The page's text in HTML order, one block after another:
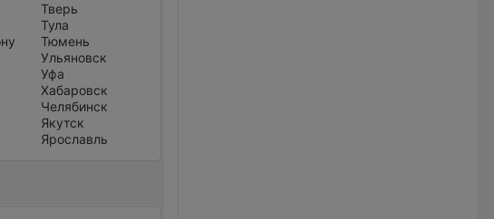
Тверь
Тула
Тюмень
Ульяновск
Уфа
Хабаровск
Челябинск
Якутск
Ярославль